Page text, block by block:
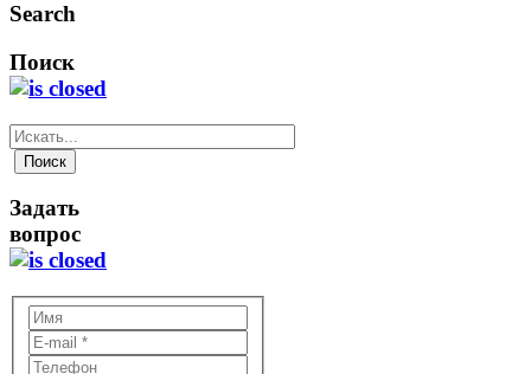
Search
Поиск
Задать
вопрос